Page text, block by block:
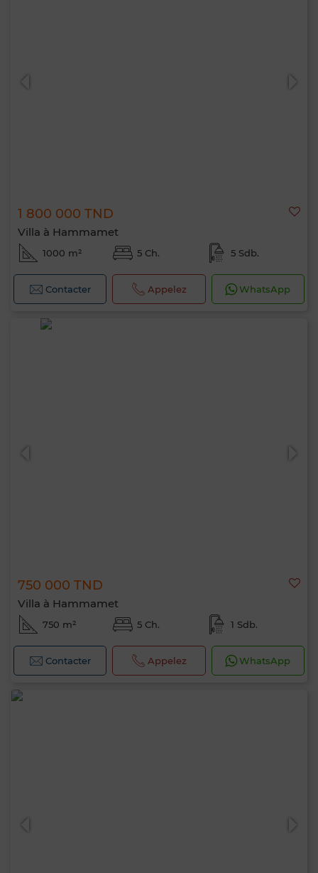
1 800 000 TND
Villa à Hammamet
1000 m² 5 Ch. 5 Sdb.
Contacter Appelez WhatsApp
750 000 TND
Villa à Hammamet
750 m² 5 Ch. 1 Sdb.
Contacter Appelez WhatsApp